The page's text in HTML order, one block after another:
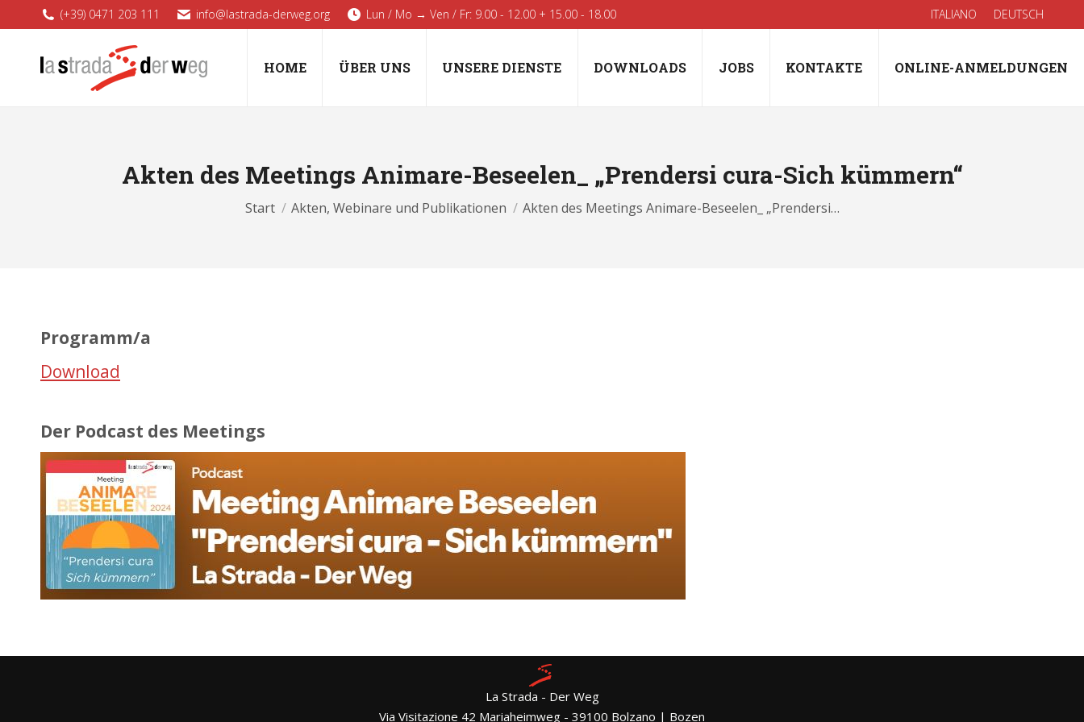
(+39) 0471 203 111 info@lastrada-derweg.org Lun / Mo → Ven / Fr: 9.00 - 12.00 + 15.00 - 18.00 ITALIANO DEUTSCH
HOME ÜBER UNS UNSERE DIENSTE DOWNLOADS JOBS KONTAKTE ONLINE-ANMELDUNGEN
Akten des Meetings Animare-Beseelen_ „Prendersi cura-Sich kümmern“
Sie befinden sich hier:
Start Akten, Webinare und Publikationen Akten des Meetings Animare-Beseelen_ „Prendersi…
Programm/a
Download
Der Podcast des Meetings
La Strada - Der Weg
Via Visitazione 42 Mariaheimweg - 39100 Bolzano | Bozen